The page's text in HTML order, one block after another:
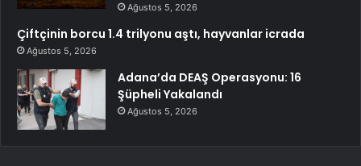
Ağustos 5, 2026
Çiftçinin borcu 1.4 trilyonu aştı, hayvanlar icrada
Ağustos 5, 2026
Adana’da DEAŞ Operasyonu: 16
Şüpheli Yakalandı
Ağustos 5, 2026